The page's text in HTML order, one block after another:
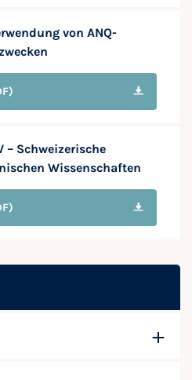
von ANQ-
– Schweizerische
Wissenschaften